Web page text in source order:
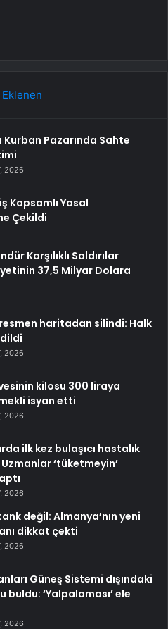
Kurban Pazarında Sahte
2026
Kapsamlı Yasal
Çekildi
Karşılıklı Saldırılar
37,5 Milyar Dolara
haritadan silindi: Halk
2026
kilosu 300 liraya
isyan etti
2026
ilk kez bulaşıcı hastalık
‘tüketmeyin’
2026
değil: Almanya’nın yeni
dikkat çekti
2026
Güneş Sistemi dışındaki
buldu: ‘Yalpalaması’ ele
2026